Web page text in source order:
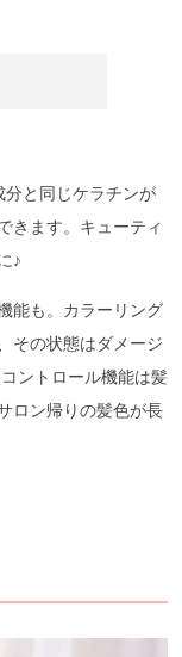
と同じケラチンが
きます。キューティ
♪
能も。カラーリング
その状態はダメージ
ントロール機能は髪
ロン帰りの髪色が長